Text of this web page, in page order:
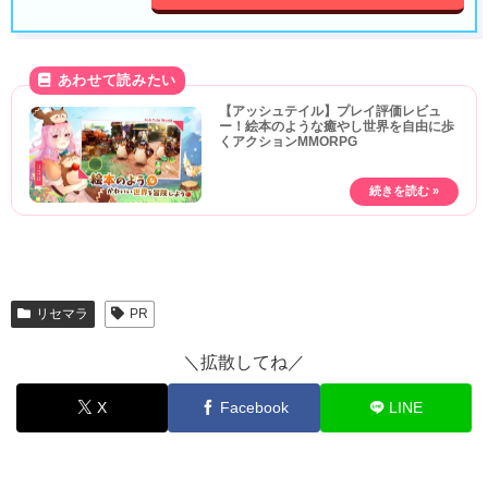
【アッシュテイル】プレイ評価レビュ
ー！絵本のような癒やし世界を自由に歩
くアクションMMORPG
リセマラ PR
＼拡散してね／
X Facebook LINE